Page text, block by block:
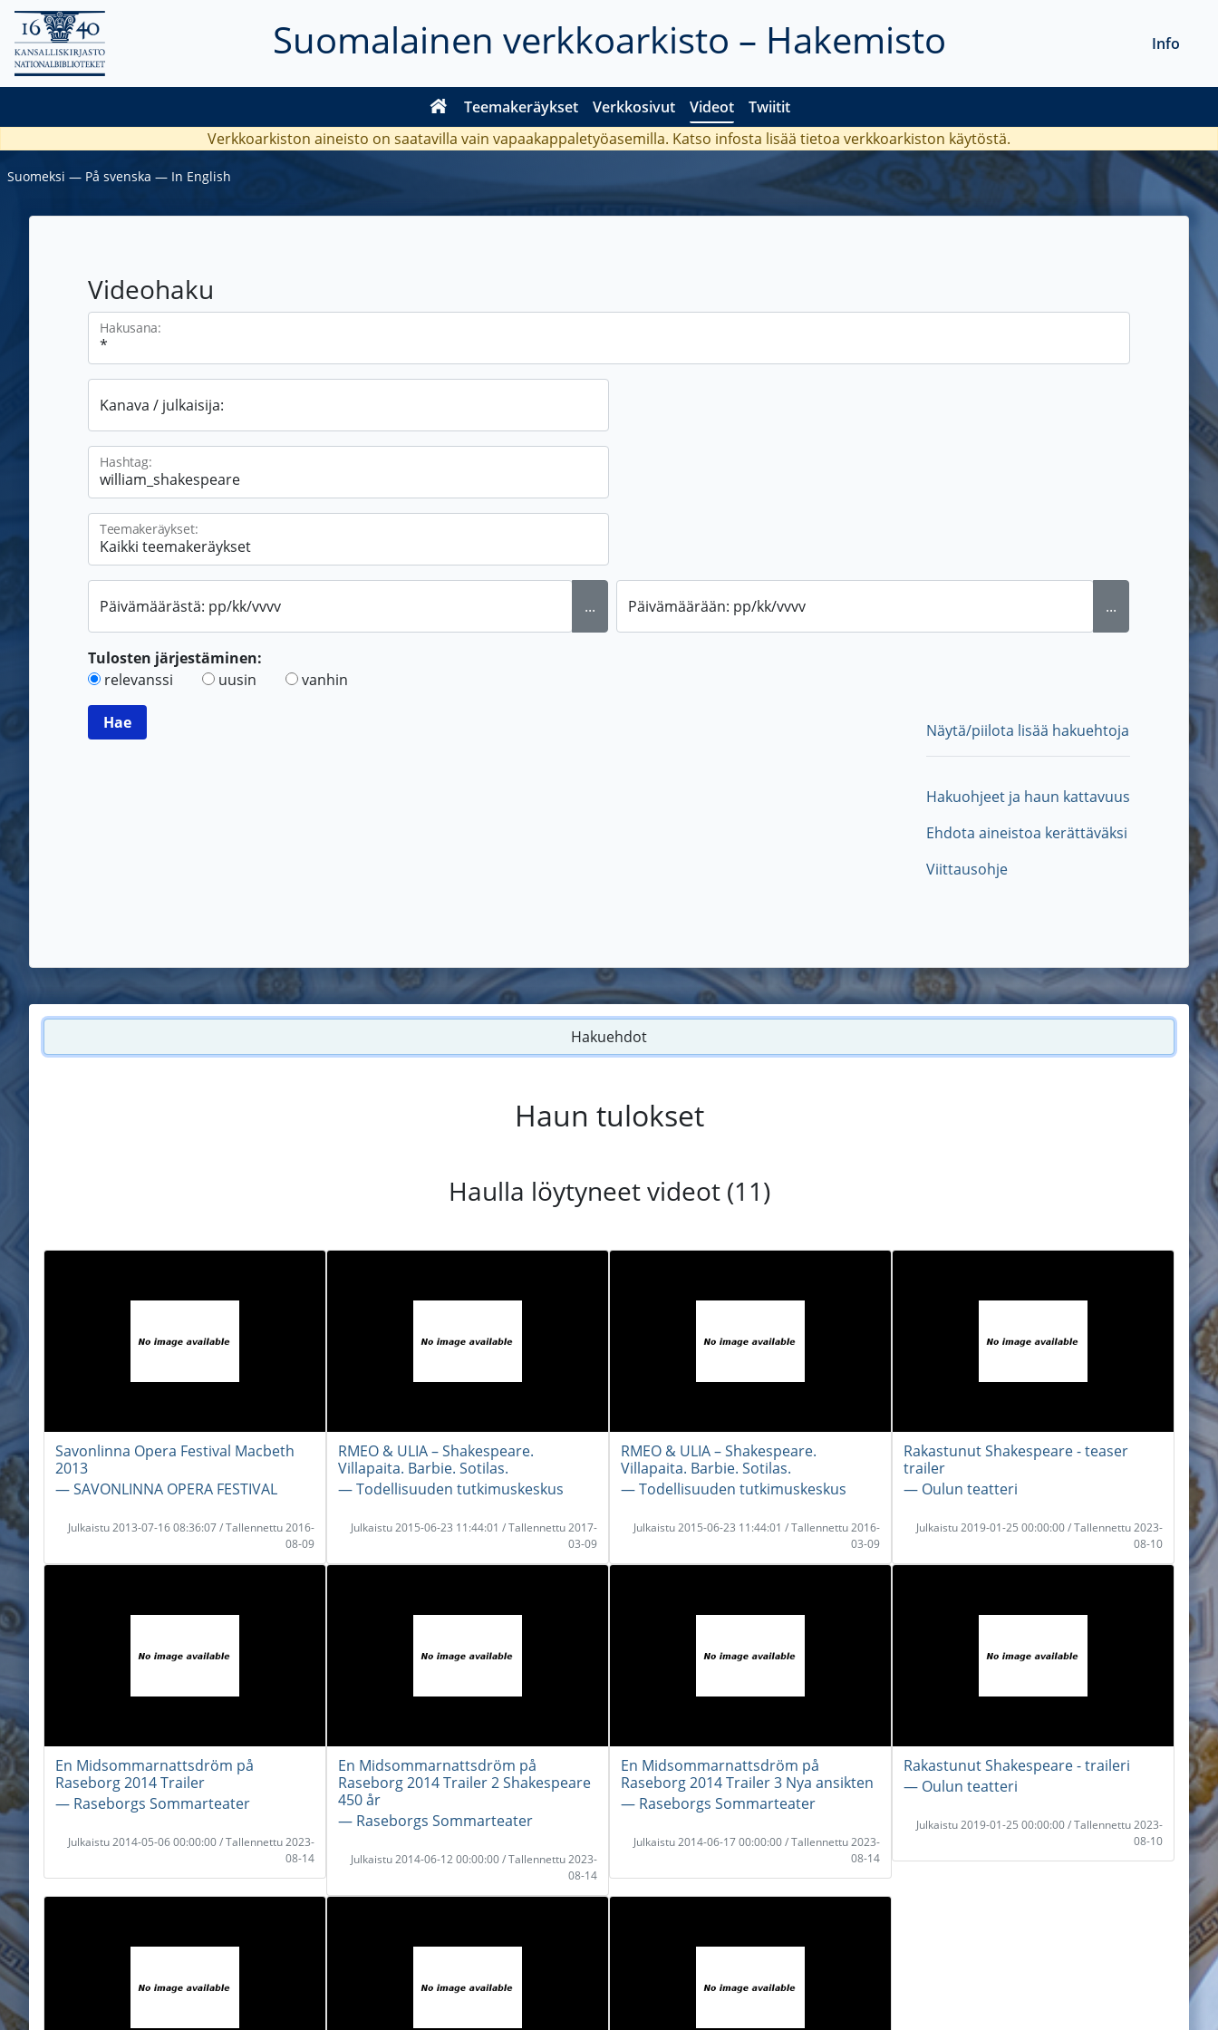
Suomalainen verkkoarkisto – Hakemisto
Teemakeräykset Verkkosivut Videot Twiitit
Info
Verkkoarkiston aineisto on saatavilla vain vapaakappaletyöasemilla. Katso infosta lisää tietoa verkkoarkiston käytöstä.
Suomeksi ― På svenska ― In English
Videohaku
Hakusana:
Kanava / julkaisija:
Hashtag:
Teemakeräykset:
Päivämäärästä: pp/kk/vvvv ... Päivämäärään: pp/kk/vvvv ...
Tulosten järjestäminen:
relevanssi
uusin vanhin
Näytä/piilota lisää hakuehtoja
Hakuohjeet ja haun kattavuus
Ehdota aineistoa kerättäväksi
Viittausohje
Hakuehdot
Haun tulokset
Haulla löytyneet videot (11)
Savonlinna Opera Festival Macbeth
2013
― SAVONLINNA OPERA FESTIVAL
Julkaistu 2013-07-16 08:36:07 / Tallennettu 2016-
08-09
RMEO & ULIA – Shakespeare.
Villapaita. Barbie. Sotilas.
― Todellisuuden tutkimuskeskus
Julkaistu 2015-06-23 11:44:01 / Tallennettu 2017-
03-09
RMEO & ULIA – Shakespeare.
Villapaita. Barbie. Sotilas.
― Todellisuuden tutkimuskeskus
Julkaistu 2015-06-23 11:44:01 / Tallennettu 2016-
03-09
Rakastunut Shakespeare - teaser
trailer
― Oulun teatteri
Julkaistu 2019-01-25 00:00:00 / Tallennettu 2023-
08-10
En Midsommarnattsdröm på
Raseborg 2014 Trailer
― Raseborgs Sommarteater
Julkaistu 2014-05-06 00:00:00 / Tallennettu 2023-
08-14
En Midsommarnattsdröm på
Raseborg 2014 Trailer 2 Shakespeare
450 år
― Raseborgs Sommarteater
Julkaistu 2014-06-12 00:00:00 / Tallennettu 2023-
08-14
En Midsommarnattsdröm på
Raseborg 2014 Trailer 3 Nya ansikten
― Raseborgs Sommarteater
Julkaistu 2014-06-17 00:00:00 / Tallennettu 2023-
08-14
Rakastunut Shakespeare - traileri
― Oulun teatteri
Julkaistu 2019-01-25 00:00:00 / Tallennettu 2023-
08-10